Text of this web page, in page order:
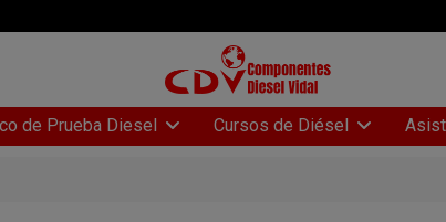
de Prueba Diesel Cursos de Diésel